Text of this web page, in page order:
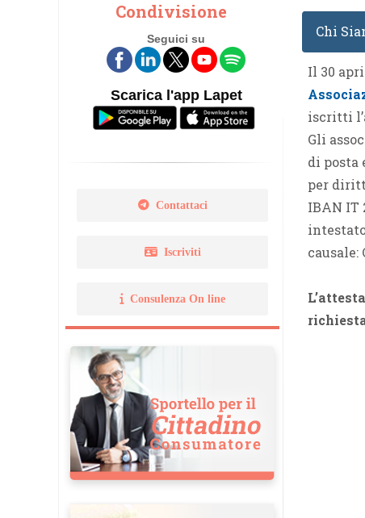
Contatti
Legge 14 gennaio 2013 N. 4
Norma Uni 11511
Condivisione
Seguici su
Scarica l'app Lapet
Contattaci
Iscriviti
Consulenza On line
Chi
Il 30
iscritti
Gli
di posta
per
IBAN IT
causale: